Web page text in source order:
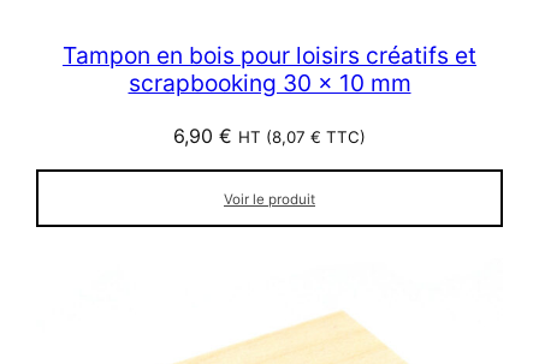
Tampon en bois pour loisirs créatifs et
scrapbooking 30 x 10 mm
6,90 € HT (8,07 € TTC)
Voir le produit